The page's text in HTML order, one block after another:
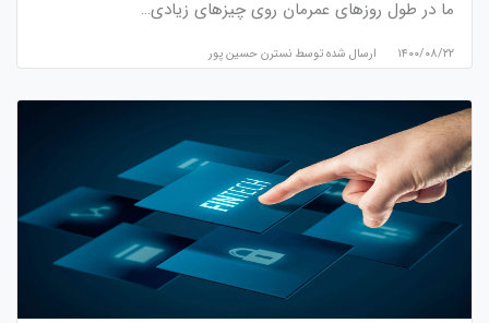
ما در طول روزهای عمرمان روی چیزهای زیادی…
۱۴۰۰/۰۸/۲۲ ارسال شده توسط نسترن حسین پور